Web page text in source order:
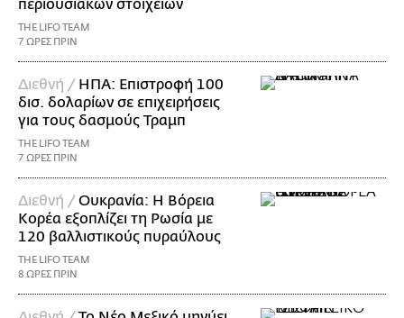
περιουσιακών στοιχείων
THE LIFO TEAM
7 ΩΡΕΣ ΠΡΙΝ
Διεθνή / ΗΠΑ: Επιστροφή 100
δισ. δολαρίων σε επιχειρήσεις
για τους δασμούς Τραμπ
THE LIFO TEAM
7 ΩΡΕΣ ΠΡΙΝ
Διεθνή /Ουκρανία: Η Βόρεια
Κορέα εξοπλίζει τη Ρωσία με
120 βαλλιστικούς πυραύλους
THE LIFO TEAM
8 ΩΡΕΣ ΠΡΙΝ